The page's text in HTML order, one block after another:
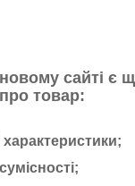
сайті є
товар:
характеристики;